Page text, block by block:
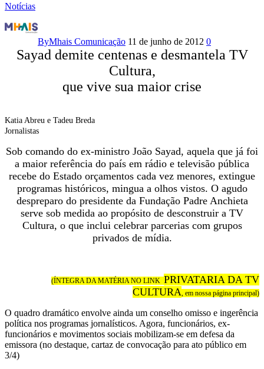
Notícias
Abril
2012
Revista
Adusp:Sayad
centenas
e
desmantela
TV
Cultura,
maior
crise
ByMhais Comunicação 11 de junho de 2012 0
Sayad demite centenas e desmantela TV
Cultura,
que vive sua maior crise
Katia Abreu e Tadeu Breda
Jornalistas
Sob comando do ex-ministro João Sayad, aquela que já foi
a maior referência do país em rádio e televisão pública
recebe do Estado orçamentos cada vez menores, extingue
programas históricos, mingua a olhos vistos. O agudo
despreparo do presidente da Fundação Padre Anchieta
serve sob medida ao propósito de desconstruir a TV
Cultura, o que inclui celebrar parcerias com grupos
privados de mídia.
(ÍNTEGRA DA MATÉRIA NO LINK PRIVATARIA DA TV
CULTURA , em nossa página principal)
O quadro dramático envolve ainda um conselho omisso e ingerência
política nos programas jornalísticos. Agora, funcionários, ex-
funcionários e movimentos sociais mobilizam-se em defesa da
emissora (no destaque, cartaz de convocação para ato público em
3/4)